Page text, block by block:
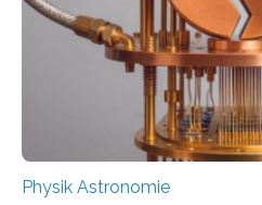
Der lange diskutierte
gefunden. Kurz darauf
Thorium tatsächlich nutzen
Physik Astronomie